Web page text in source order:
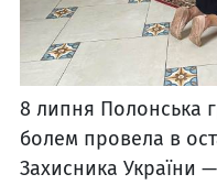
8 липня Полонська
болем провела в
Захисника України